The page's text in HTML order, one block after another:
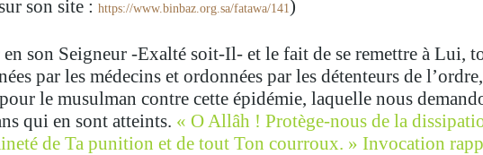
son site : https://www.binbaz.org.sa/fatawa/141).
son Seigneur -Exalté soit-Il- et le fait de se remettre à Lui,
par les médecins et ordonnées par les détenteurs de
le musulman contre cette épidémie, laquelle nous
qui en sont atteints. « O Allâh ! Protège-nous de la
de Ta punition et de tout Ton courroux. » Invocation